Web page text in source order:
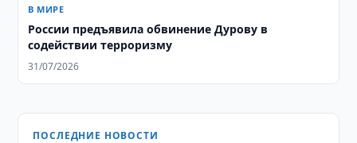
В МИРЕ
России предъявила обвинение Дурову в
содействии терроризму
31/07/2026
ПОСЛЕДНИЕ НОВОСТИ